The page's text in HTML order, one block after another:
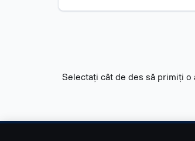
întregul
Selectați cât de des să primiți o